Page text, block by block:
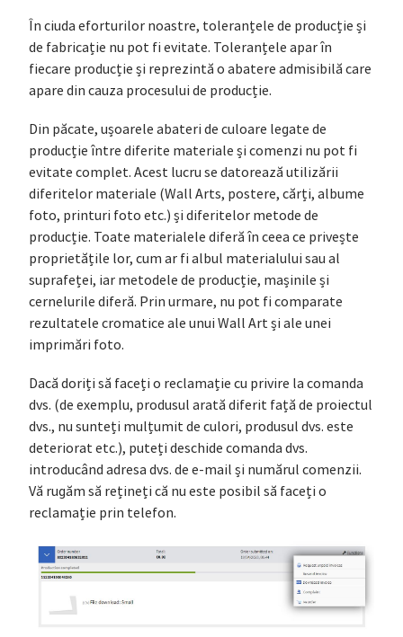
În ciuda eforturilor noastre, toleranțele de producție și
de fabricație nu pot fi evitate. Toleranțele apar în
fiecare producție și reprezintă o abatere admisibilă care
apare din cauza procesului de producție.
Din păcate, ușoarele abateri de culoare legate de
producție între diferite materiale și comenzi nu pot fi
evitate complet. Acest lucru se datorează utilizării
diferitelor materiale (Wall Arts, postere, cărți, albume
foto, printuri foto etc.) și diferitelor metode de
producție. Toate materialele diferă în ceea ce privește
proprietățile lor, cum ar fi albul materialului sau al
suprafeței, iar metodele de producție, mașinile și
cernelurile diferă. Prin urmare, nu pot fi comparate
rezultatele cromatice ale unui Wall Art și ale unei
imprimări foto.
Dacă doriți să faceți o reclamație cu privire la comanda
dvs. (de exemplu, produsul arată diferit față de proiectul
dvs., nu sunteți mulțumit de culori, produsul dvs. este
deteriorat etc.), puteți deschide comanda dvs.
introducând adresa dvs. de e-mail și numărul comenzii.
Vă rugăm să rețineți că nu este posibil să faceți o
reclamație prin telefon.